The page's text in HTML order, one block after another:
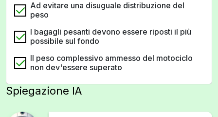
Ad evitare una disuguale distribuzione del
peso
I bagagli pesanti devono essere riposti il più
possibile sul fondo
Il peso complessivo ammesso del motociclo
non dev'essere superato
Spiegazione IA